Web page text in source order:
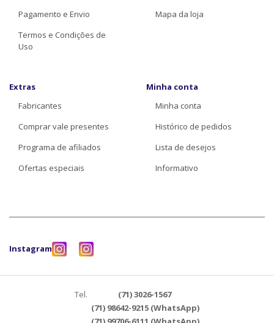
Pagamento e Envio
Termos e Condições de
Uso
Mapa da loja
Extras
Fabricantes
Comprar vale presentes
Programa de afiliados
Ofertas especiais
Minha conta
Minha conta
Histórico de pedidos
Lista de desejos
Informativo
Instagram
Tel.
(71) 3026-1567
(71) 98642-9215 (WhatsApp)